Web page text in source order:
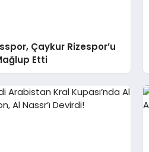
Çaykur Rizespor’u
Etti